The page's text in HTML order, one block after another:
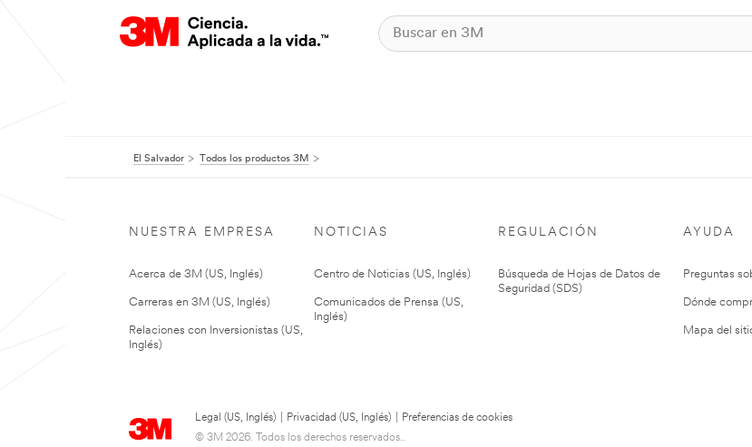
El Salvador Todos los productos 3M
NUESTRA EMPRESA
Acerca de 3M (US, Inglés)
Carreras en 3M (US, Inglés)
Relaciones con Inversionistas (US,
Inglés)
NOTICIAS
Centro de Noticias (US, Inglés)
Comunicados de Prensa (US,
Inglés)
REGULACIÓN
Búsqueda de Hojas de Datos de
Seguridad (SDS)
AYUDA
Preguntas
Dónde
Mapa del
Legal (US, Inglés) Privacidad (US, Inglés)
Preferencias de cookies
© 3M 2026. Todos los derechos reservados..